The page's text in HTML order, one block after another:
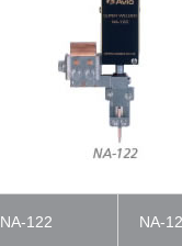
NA-122 NA-